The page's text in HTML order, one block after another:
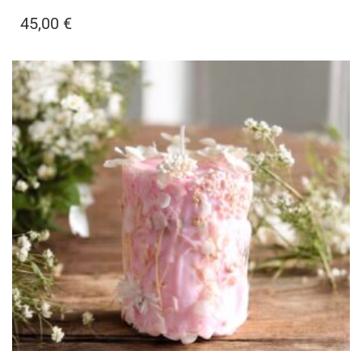
45,00 €